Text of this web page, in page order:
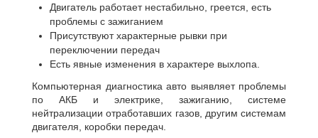
Двигатель работает нестабильно, греется, есть
проблемы с зажиганием
Присутствуют характерные рывки при
переключении передач
Есть явные изменения в характере выхлопа.
Компьютерная диагностика авто выявляет проблемы
по АКБ и электрике, зажиганию, системе
нейтрализации отработавших газов, другим системам
двигателя, коробки передач.